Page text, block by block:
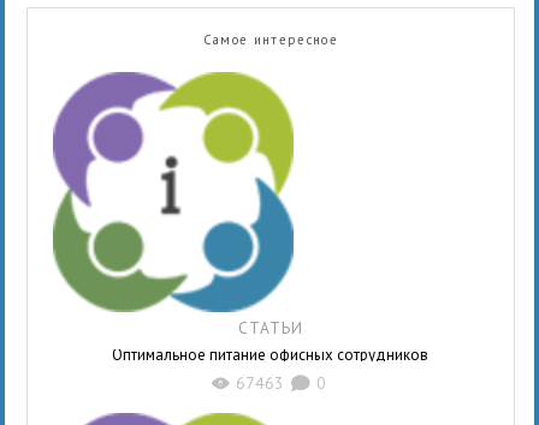
Самое интересное
СТАТЬИ
Оптимальное питание офисных сотрудников
X 67463 K 0